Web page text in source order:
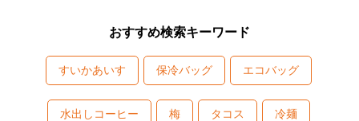
おすすめ検索キーワード
すいかあいす 保冷バッグ エコバッグ
水出しコーヒー 梅 タコス 冷麺